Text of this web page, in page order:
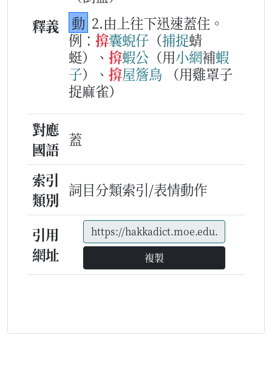
釋義
動 2.由上往下迅速蓋住。
例： 揜囊蜺仔 （捕捉蜻
蜓）、 揜蝦公 （用小網補蝦
子）、 揜屋簷鳥
（用雞罩子
捉麻雀）
對應
國語
蓋
索引
類別
詞目分類索引/表情動作
引用
網址
複製